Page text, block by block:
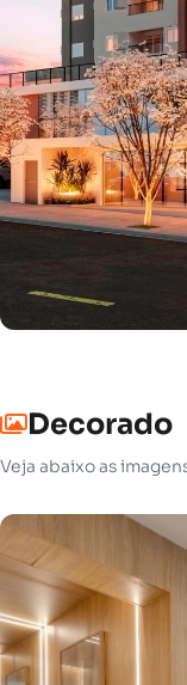
Decorado
Veja abaixo as